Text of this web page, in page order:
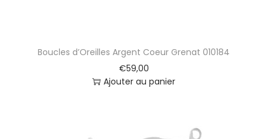
Boucles d’Oreilles Argent Coeur Grenat 010184
€59,00
Ajouter au panier